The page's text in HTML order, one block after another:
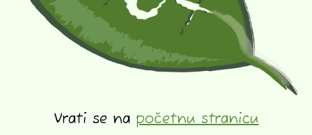
Vrati se na početnu stranicu